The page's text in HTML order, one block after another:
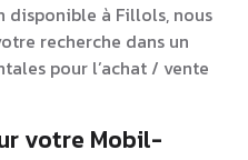
disponible à Fillols, nous
recherche dans un
pour l’achat / vente
votre Mobil-